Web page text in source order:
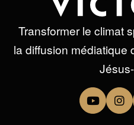
Transformer le climat
la diffusion médiatique